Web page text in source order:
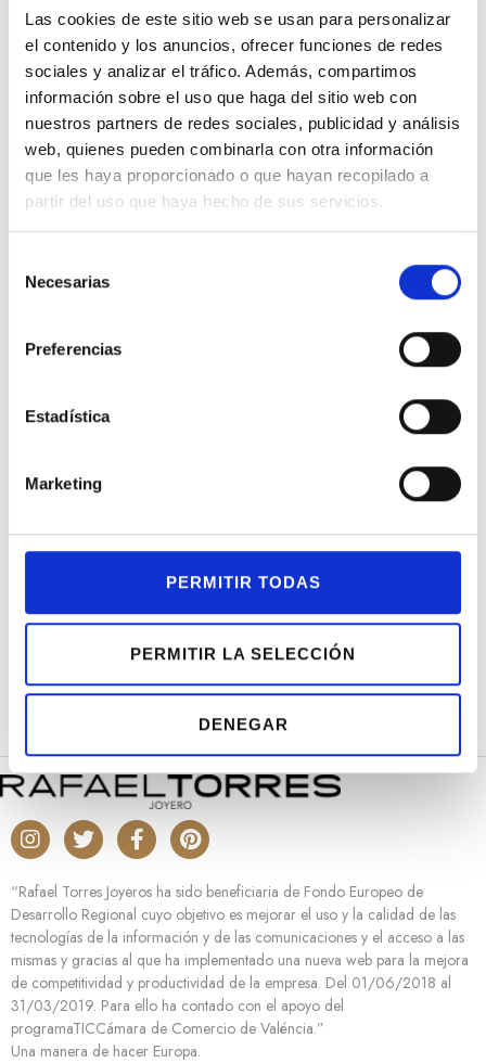
Las cookies de este sitio web se usan para personalizar
el contenido y los anuncios, ofrecer funciones de redes
sociales y analizar el tráfico. Además, compartimos
información sobre el uso que haga del sitio web con
nuestros partners de redes sociales, publicidad y análisis
web, quienes pueden combinarla con otra información
que les haya proporcionado o que hayan recopilado a
partir del uso que haya hecho de sus servicios.
m
i
n
o
Necesarias
Preferencias
Estadística
Marketing
PERMITIR TODAS
PERMITIR LA SELECCIÓN
DENEGAR
Pendientes Dodo aros pequeños Essentials en oro rosa de
9k.
Productos relacionados
Pendientes
Marco Bicego
en oro amarillo
2.950,00€
Pendiente Dodo
en oro rosa con
3 gemas de
colores
400,00
“Rafael Torres Joyeros ha sido beneficiaria de Fondo Europeo de
Desarrollo Regional cuyo objetivo es mejorar el uso y la calidad de las
tecnologías de la información y de las comunicaciones y el acceso a las
mismas y gracias al que ha implementado una nueva web para la mejora
de competitividad y productividad de la empresa. Del 01/06/2018 al
31/03/2019. Para ello ha contado con el apoyo del
programaTICCámara de Comercio de Valéncia.”
Una manera de hacer Europa.